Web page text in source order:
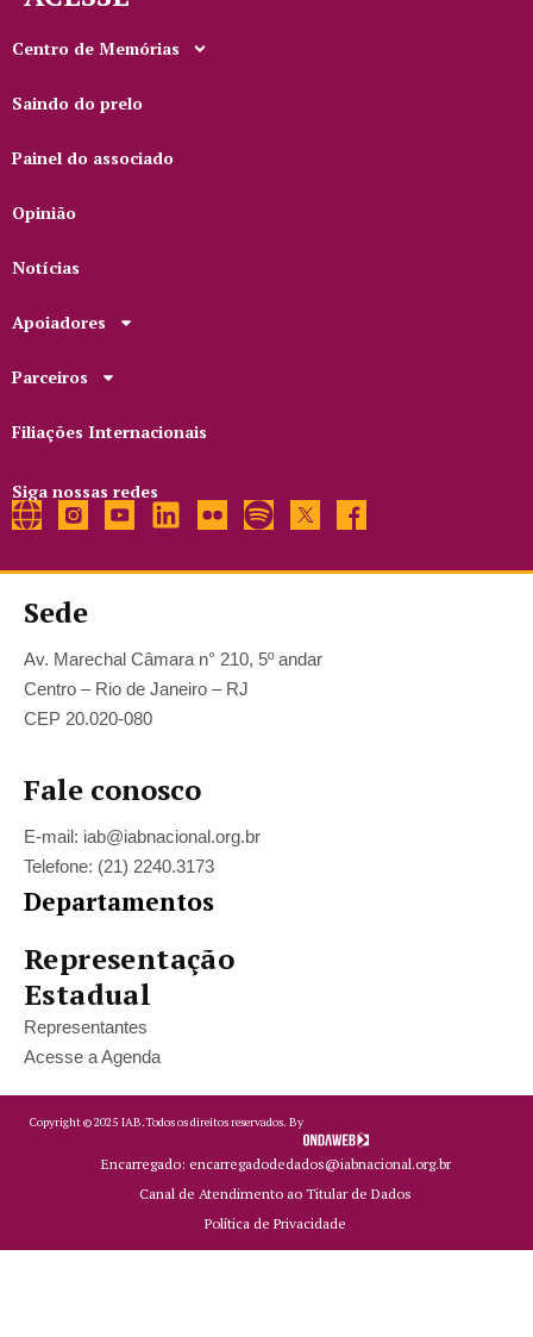
Centro de Memórias
Saindo do prelo
Painel do associado
Opinião
Notícias
Apoiadores
Parceiros
Filiações Internacionais
Siga nossas redes
Sede
Av. Marechal Câmara n° 210, 5º andar
Centro – Rio de Janeiro – RJ
CEP 20.020-080
Fale conosco
E-mail: iab@iabnacional.org.br
Telefone: (21) 2240.3173
Departamentos
Representação
Estadual
Representantes
Acesse a Agenda
Copyright ©2025 IAB.Todos os direitos reservados. By
Encarregado: encarregadodedados@iabnacional.org.br
Canal de Atendimento ao Titular de Dados
Política de Privacidade